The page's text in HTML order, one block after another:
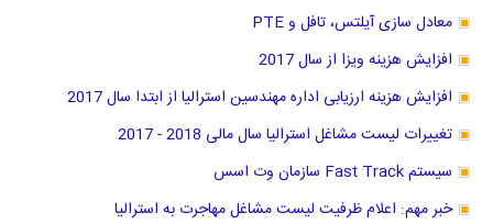
معادل سازی آیلتس، تافل و PTE
افزایش هزینه ویزا از سال 2017
افزایش هزینه ارزیابی اداره مهندسین استرالیا از ابتدا سال 2017
تغییرات لیست مشاغل استرالیا سال مالی 2018 - 2017
سیستم Fast Track سازمان وت اسس
خبر مهم: اعلام ظرفیت لیست مشاغل مهاجرت به استرالیا